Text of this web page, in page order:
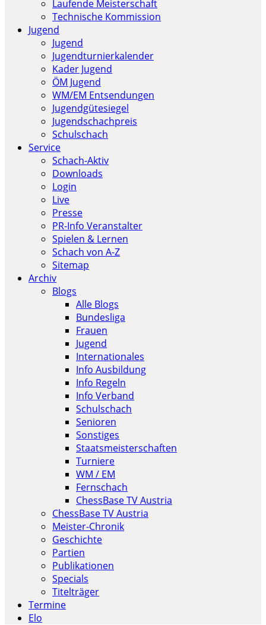
Laufende Meisterschaft
Technische Kommission
Jugend
Jugend
Jugendturnierkalender
Kader Jugend
ÖM Jugend
WM/EM Entsendungen
Jugendgütesiegel
Jugendschachpreis
Schulschach
Service
Schach-Aktiv
Downloads
Login
Live
Presse
PR-Info Veranstalter
Spielen & Lernen
Schach von A-Z
Sitemap
Archiv
Blogs
Alle Blogs
Bundesliga
Frauen
Jugend
Internationales
Info Ausbildung
Info Regeln
Info Verband
Schulschach
Senioren
Sonstiges
Staatsmeisterschaften
Turniere
WM / EM
Fernschach
ChessBase TV Austria
ChessBase TV Austria
Meister-Chronik
Geschichte
Partien
Publikationen
Specials
Titelträger
Termine
Elo